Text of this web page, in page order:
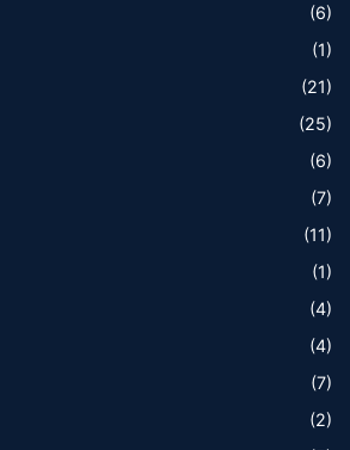
(6)
(1)
(21)
(25)
(6)
(7)
(11)
(1)
(4)
(4)
(7)
(2)